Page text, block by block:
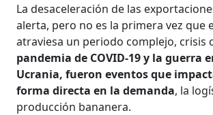
La desaceleración de las
alerta, pero no es la primera vez que
atraviesa un periodo complejo, crisis
pandemia de COVID-19 y la guerra
Ucrania, fueron eventos que
forma directa en la demanda, la
producción bananera.